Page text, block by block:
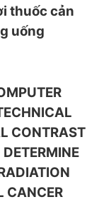
thuốc cản
uống
CONTRAST
CANCER